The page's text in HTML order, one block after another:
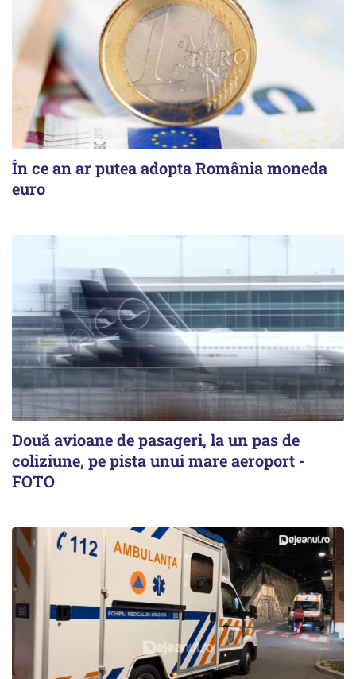
În ce an ar putea adopta România moneda
euro
Două avioane de pasageri, la un pas de
coliziune, pe pista unui mare aeroport -
FOTO